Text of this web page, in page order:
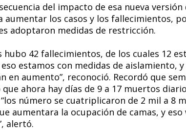
del impacto de esa nueva
aumentar los casos y los fallecimientos,
adoptaron medidas de restricción.
hubo 42 fallecimientos, de los cuales 12
estamos con medidas de aislamiento,
en aumento”, reconoció. Recordó que
ahora hay días de 9 a 17 muertos
número se cuatriplicaron de 2 mil a 8
aumentara la ocupación de camas, y eso
alertó.